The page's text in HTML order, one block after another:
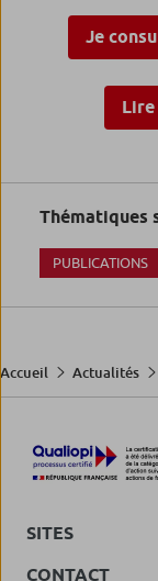
Je
Lire
Thématiques
PUBLICATIONS
Accueil Actualités
SITES
CONTACT